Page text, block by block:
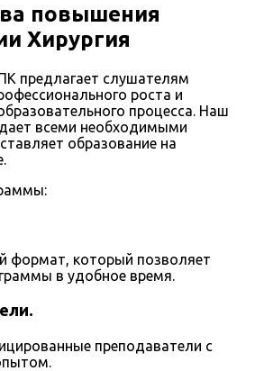
повышения
Хирургия
предлагает слушателям
роста и
процесса. Наш
всеми необходимыми
образование на
формат, который позволяет
в удобное время.
преподаватели с